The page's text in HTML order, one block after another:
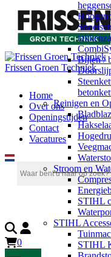
Frissen Groen Techniek
Home
Over ons
Openingstijden
Contact
Vacatures
Bijlen /
Reinigen en
Stroom en
STIHL
STIHL
STIHL
0